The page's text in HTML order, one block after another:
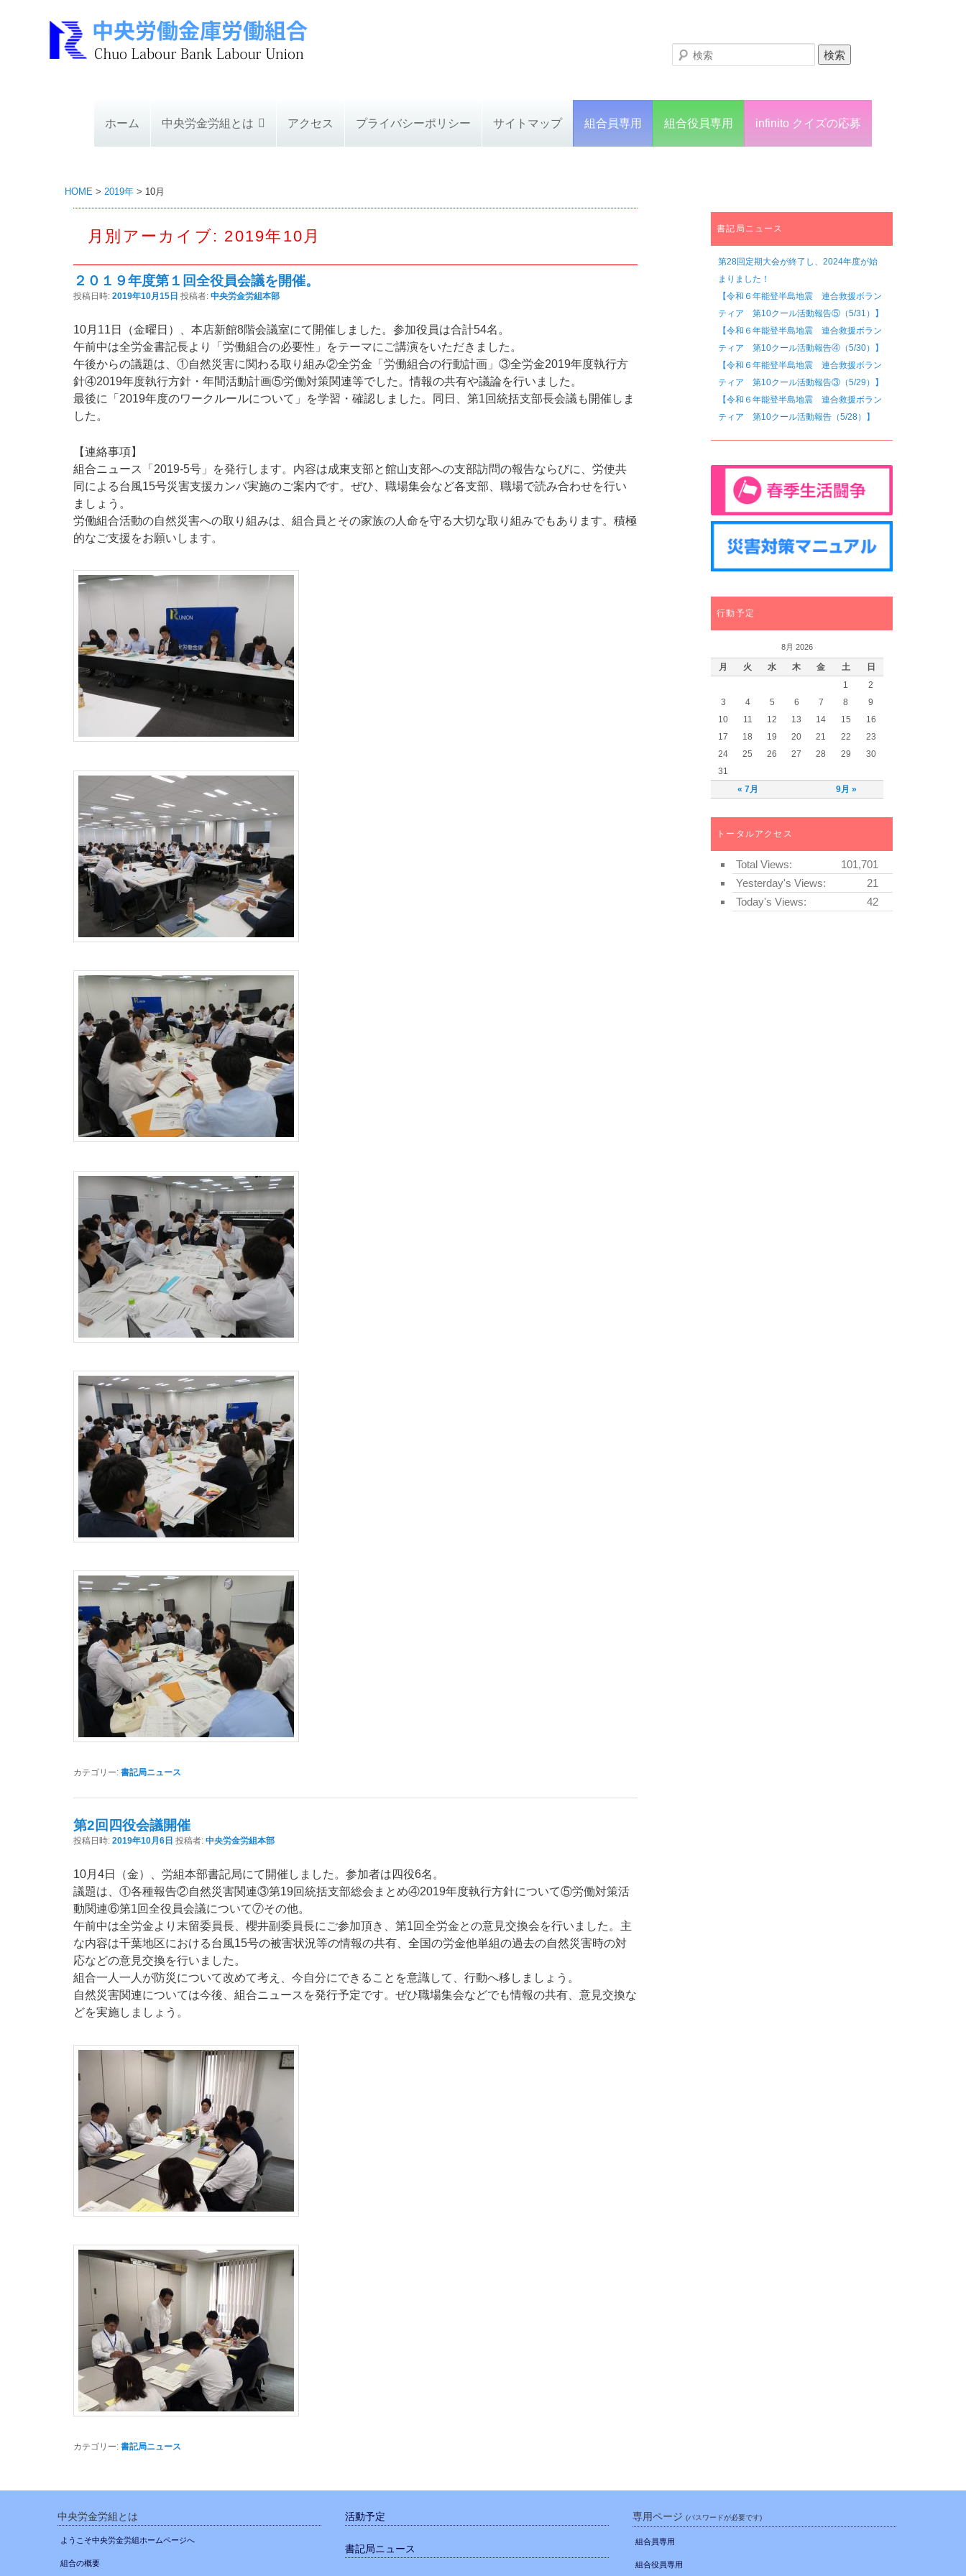
ホーム 中央労金労組とは アクセス プライバシーポリシー サイトマップ 組合員専用 組合役員専用 infinito クイズの応募
HOME > 2019年 > 10月
月別アーカイブ: 2019年10月
２０１９年度第１回全役員会議を開催。
投稿日時:2019年10月15日 投稿者:中央労金労組本部
10月11日（金曜日）、本店新館8階会議室にて開催しました。参加役員は合計54名。
午前中は全労金書記長より「労働組合の必要性」をテーマにご講演をいただきました。
午後からの議題は、①自然災害に関わる取り組み②全労金「労働組合の行動計画」③全労金2019年度執行方
針④2019年度執行方針・年間活動計画⑤労働対策関連等でした。情報の共有や議論を行いました。
最後に「2019年度のワークルールについて」を学習・確認しました。同日、第1回統括支部長会議も開催しま
した。
【連絡事項】
組合ニュース「2019-5号」を発行します。内容は成東支部と館山支部への支部訪問の報告ならびに、労使共
同による台風15号災害支援カンパ実施のご案内です。ぜひ、職場集会など各支部、職場で読み合わせを行い
ましょう。
労働組合活動の自然災害への取り組みは、組合員とその家族の人命を守る大切な取り組みでもあります。積極
的なご支援をお願いします。
カテゴリー: 書記局ニュース
第2回四役会議開催
投稿日時:2019年10月6日 投稿者:中央労金労組本部
10月4日（金）、労組本部書記局にて開催しました。参加者は四役6名。
議題は、①各種報告②自然災害関連③第19回統括支部総会まとめ④2019年度執行方針について⑤労働対策活
動関連⑥第1回全役員会議について⑦その他。
午前中は全労金より末留委員長、櫻井副委員長にご参加頂き、第1回全労金との意見交換会を行いました。主
な内容は千葉地区における台風15号の被害状況等の情報の共有、全国の労金他単組の過去の自然災害時の対
応などの意見交換を行いました。
組合一人一人が防災について改めて考え、今自分にできることを意識して、行動へ移しましょう。
自然災害関連については今後、組合ニュースを発行予定です。ぜひ職場集会などでも情報の共有、意見交換な
どを実施しましょう。
カテゴリー: 書記局ニュース
書記局ニュース
第28回定期大会が終了し、2024年度が始
まりました！
【令和６年能登半島地震 連合救援ボラン
ティア 第10クール活動報告⑤（5/31）】
【令和６年能登半島地震 連合救援ボラン
ティア 第10クール活動報告④（5/30）】
【令和６年能登半島地震 連合救援ボラン
ティア 第10クール活動報告③（5/29）】
【令和６年能登半島地震 連合救援ボラン
ティア 第10クール活動報告（5/28）】
行動予定
8月 2026
月 火 水 木 金 土
日
1
2
3
4 5 6 7 8
9
10
11 12 13 14 15
16
17
18 19 20 21 22
23
24
25 26 27 28 29
30
31
« 7月
9月 »
トータルアクセス
Today's Views: 42
Yesterday's Views: 21
Total Views: 101,701
中央労金労組とは
ようこそ中央労金労組ホームページへ
組合の概要
活動予定
書記局ニュース
専用ページ(パスワードが必要です)
組合員専用
組合役員専用